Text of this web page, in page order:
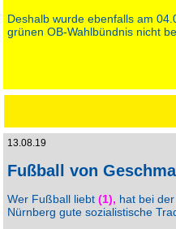
Deshalb wurde ebenfalls am
grünen OB-Wahlbündnis nicht
13.08.19
Fußball von
Wer Fußball liebt (1), hat bei
Nürnberg gute sozialistische